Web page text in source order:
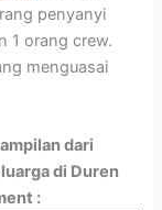
penyanyi
1 orang crew.
menguasai
dari
di Duren
: